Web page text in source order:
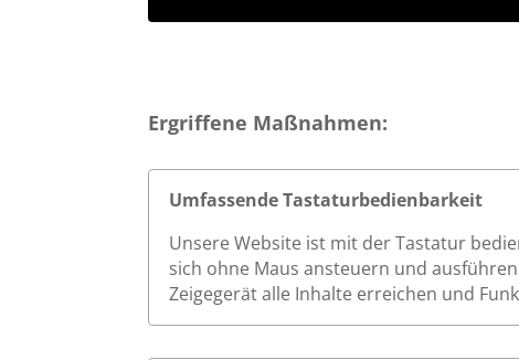
Ergriffene Maßnahmen:
Umfassende Tastaturbedienbarkeit
Unsere Website ist mit der Tastatur
sich ohne Maus ansteuern und
Zeigegerät alle Inhalte erreichen und